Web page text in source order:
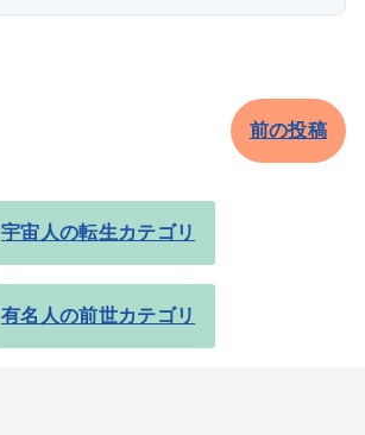
前の投稿
宇宙人の転生カテゴリ
有名人の前世カテゴリ